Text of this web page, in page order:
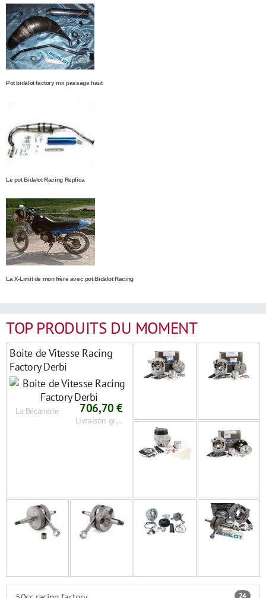
Pot bidalot factory mx passage haut
Le pot Bidalot Racing Replica
La X-Limit de mon frère avec pot Bidalot Racing
TOP PRODUITS DU MOMENT
Boite de Vitesse Racing
Factory Derbi
La Bécanerie 706,70 €
Livraison gratuite
24